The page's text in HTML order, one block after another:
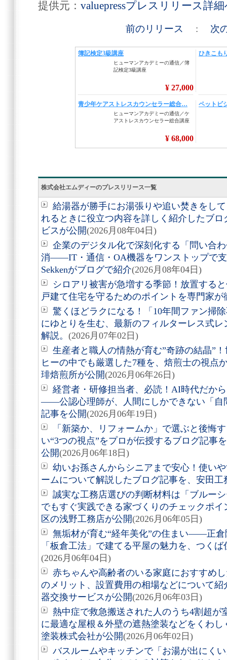
提供元： valuepressプレスリリース詳
前のリリース : 次
株式会社エムディーのプレスリリース一覧
給湯器が勝手にお湯張りや追い焚きをし
れるときに役立つ内容を詳しく紹介したブ
ビスが公開(2026月08年04日)
企業のデジタル化で深刻化する「問い合
消――IT・通信・OA機器をワンストップで
Sekkenがブログで紹介(2026月08年04日)
シロアリ被害が急増する季節！放置する
戸建て住宅を守るためのポイントを専門家が
驚くほどラクになる！「10年間ファン掃
にゆとりを生む、最新のフィルターレス式
解説。 (2026月07年02日)
生産者と職人の情熱が育む”奇跡の結晶”
ヒーの中でも厳選した7種を、焙煎士の視点
琲焙煎所が公開(2026月06年26日)
経営者・研修担当者、必読！AI時代だか
――公認心理師が、人間にしかできない「自
記事を公開(2026月06年19日)
「新築か、リフォームか」で選ぶと後悔
い“3つの視点”をプロが伝授するブログ記事
公開(2026月06年18日)
幼いお孫さんからシニアまで安心！使い
ームについて解説したブログ記事を、安田工
誠実な工務店選びの判断材料は「ブルー
でもすぐ実践できる家づくりのチェックポ
区の浅野工務店が公開(2026月06年05日)
無垢材が育む“経年美化”の住まい――正倉
「板倉工法」で建てる平屋の魅力を、つく
(2026月06年04日)
赤ちゃんや高齢者のいる家庭におすすめ
のメリット、設置費用の相場などについて
器交換サービスが公開(2026月06年03日)
熱中症で救急搬送された人のうち4割超が
に最適な屋根＆外壁の遮熱塗装などをくわ
塗装株式会社が公開(2026月06年02日)
バスルームやキッチンで「お湯が出にく